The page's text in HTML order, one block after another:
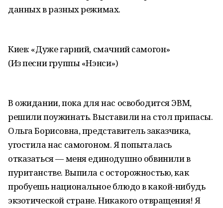
данных в разных режимах.
Киев: «Дуже гарний, смачний самогон»
(Из песни группы «Нэнси»)
В ожидании, пока для нас освободится ЭВМ,
решили поужинать. Выставили на стол припасы.
Ольга Борисовна, представитель заказчика,
угостила нас самогоном. Я попыталась
отказаться — меня единодушно обвинили в
пуританстве. Выпила с осторожностью, как
пробуешь национальное блюдо в какой-нибудь
экзотической стране. Никакого отвращения! Я